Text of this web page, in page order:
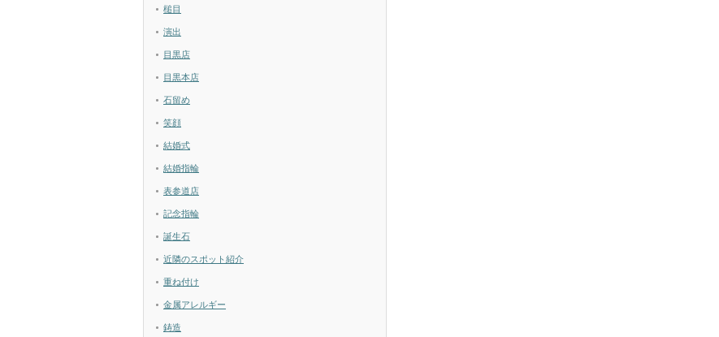
槌目
演出
目黒店
目黒本店
石留め
笑顔
結婚式
結婚指輪
表参道店
記念指輪
誕生石
近隣のスポット紹介
重ね付け
金属アレルギー
鋳造